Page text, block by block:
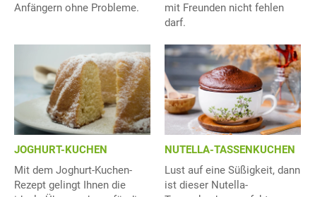
Anfängern ohne Probleme.
mit Freunden nicht fehlen
darf.
JOGHURT-KUCHEN
Mit dem Joghurt-Kuchen-
Rezept gelingt Ihnen die
NUTELLA-TASSENKUCHEN
Lust auf eine Süßigkeit, dann
ist dieser Nutella-